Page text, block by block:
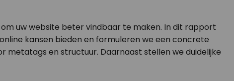
uw website beter vindbaar te maken. In dit rapport
kansen bieden en formuleren we een concrete
metatags en structuur. Daarnaast stellen we duidelijke